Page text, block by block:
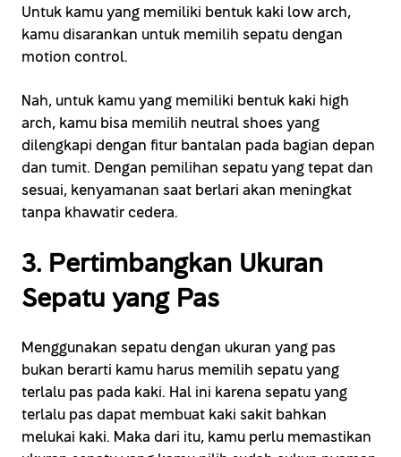
Untuk kamu yang memiliki bentuk kaki low arch,
kamu disarankan untuk memilih sepatu dengan
motion control.
Nah, untuk kamu yang memiliki bentuk kaki high
arch, kamu bisa memilih neutral shoes yang
dilengkapi dengan fitur bantalan pada bagian depan
dan tumit. Dengan pemilihan sepatu yang tepat dan
sesuai, kenyamanan saat berlari akan meningkat
tanpa khawatir cedera.
3. Pertimbangkan Ukuran
Sepatu yang Pas
Menggunakan sepatu dengan ukuran yang pas
bukan berarti kamu harus memilih sepatu yang
terlalu pas pada kaki. Hal ini karena sepatu yang
terlalu pas dapat membuat kaki sakit bahkan
melukai kaki. Maka dari itu, kamu perlu memastikan